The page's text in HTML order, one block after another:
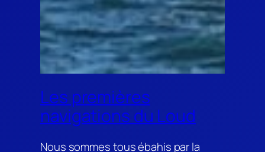
Les premières
navigations du Loud
Nous sommes tous ébahis par la